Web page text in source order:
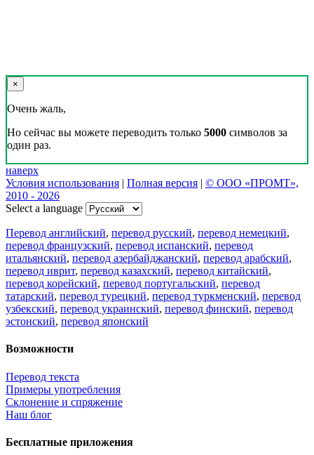
×
Очень жаль,
Но сейчас вы можете переводить только 5000 символов за
один раз.
наверх
Условия использования | Полная версия | © ООО «ПРОМТ»,
2010 - 2026
Select a language
Перевод английский, перевод русский, перевод немецкий,
перевод французский, перевод испанский, перевод
итальянский, перевод азербайджанский, перевод арабский,
перевод иврит, перевод казахский, перевод китайский,
перевод корейский, перевод португальский, перевод
татарский, перевод турецкий, перевод туркменский, перевод
узбекский, перевод украинский, перевод финский, перевод
эстонский, перевод японский
Возможности
Перевод текста
Примеры употребления
Склонение и спряжение
Наш блог
Бесплатные приложения